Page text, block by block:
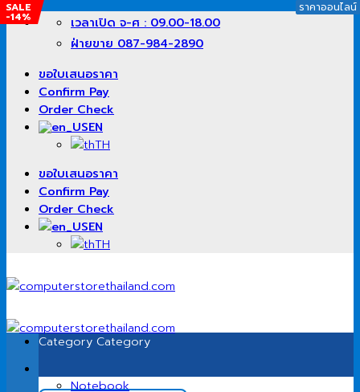
Skip
เวลาเปิด จ-ศ : 09.00-18.00
ฝ่ายขาย 087-984-2890
ขอใบเสนอราคา
Confirm Pay
Order Check
EN
TH
ขอใบเสนอราคา
Confirm Pay
Order Check
EN
TH
Category Category
Notebook
ราคาออนไลน์
ราคาออนไลน์
SALE
-14%